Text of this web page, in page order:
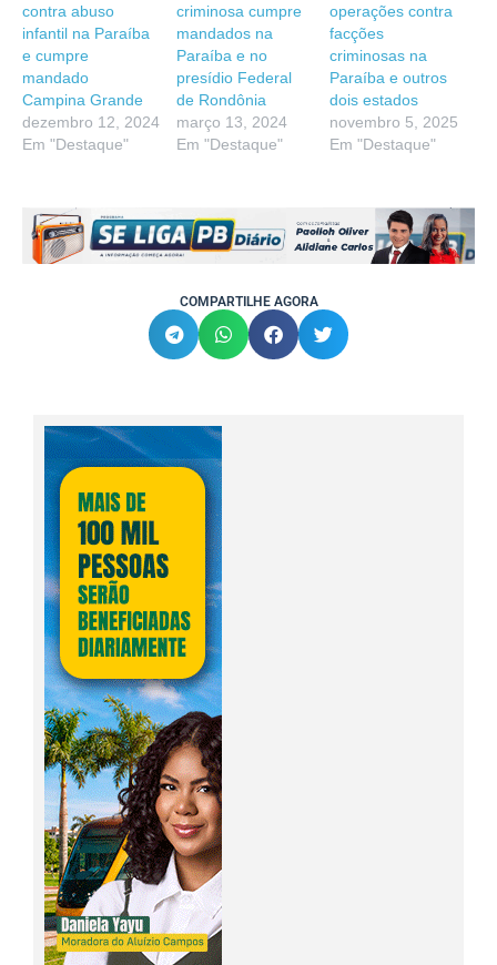
contra abuso
infantil na Paraíba
e cumpre
mandado
Campina Grande
dezembro 12, 2024
Em "Destaque"
criminosa cumpre
mandados na
Paraíba e no
presídio Federal
de Rondônia
março 13, 2024
Em "Destaque"
operações contra
facções
criminosas na
Paraíba e outros
dois estados
novembro 5, 2025
Em "Destaque"
COMPARTILHE AGORA